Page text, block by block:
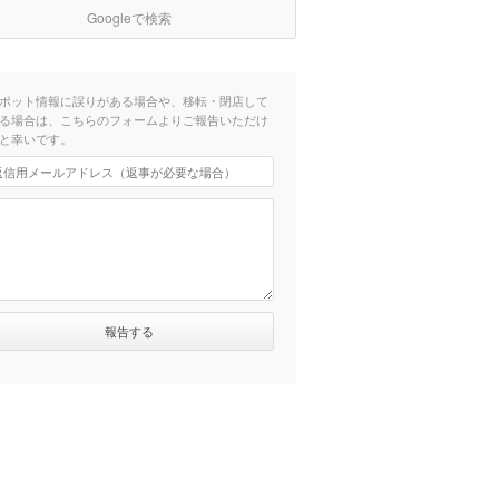
Googleで検索
ット情報に誤りがある場合や、移転・閉店して
場合は、こちらのフォームよりご報告いただけ
幸いです。